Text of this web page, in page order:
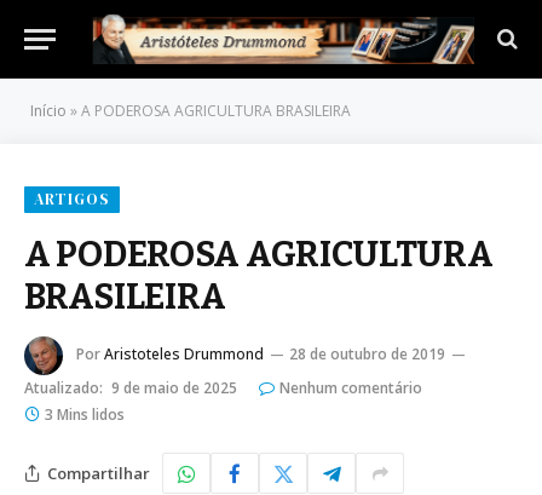
Início »A PODEROSA AGRICULTURA BRASILEIRA
ARTIGOS
A PODEROSA AGRICULTURA
BRASILEIRA
PorAristoteles Drummond
28 de outubro de 2019
Atualizado: 9 de maio de 2025
Nenhum comentário
3 Mins lidos
Compartilhar